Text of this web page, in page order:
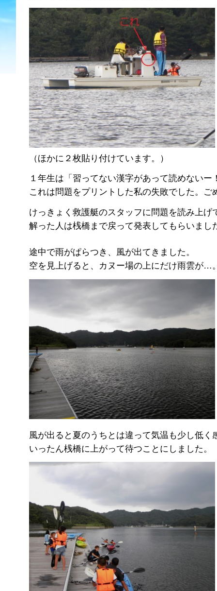
（ほかに２枚貼り付けています。）
１年生は「習ってない漢字があって読めないー
これは問題をプリントした私の失敗でした。ご
けっきょく救護艇のスタッフに問題を読み上げ
解った人は桟橋まで戻って発表してもらいまし
途中で雨がぱらつき、風が出てきました。
空を見上げると、カヌー場の上にだけ雨雲が…
風が出ると夏のうちとは違って気温も少し低く
いったん桟橋に上がって待つことにしました。